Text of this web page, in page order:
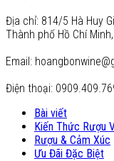
Địa chỉ: 814/5 Hà Huy
Thành phố Hồ Chí
Email:
Điện thoại:
Bài viết
Kiến Thức Rượu
Rượu & Cảm Xúc
Ưu Đãi Đặc Biệt